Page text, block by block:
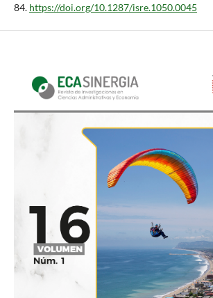
84. https://doi.org/10.1287/isre.1050.0045